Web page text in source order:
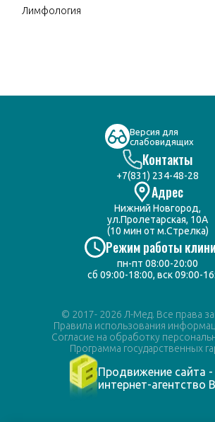
Лимфология
Контакты
+7(831) 234-48-28
Адрес
Нижний Новгород,
ул.Пролетарская, 10А
(10 мин от м.Стрелка)
Режим работы
пн-пт 08:00-20:00
сб 09:00-18:00, вск 09:00-
Версия для
слабовидящих
© 2017- 2026 Л-Мед. Все права
Правила использования
Согласие на обработку
Программа государственных
Продвижение сайта -
интернет-агентство